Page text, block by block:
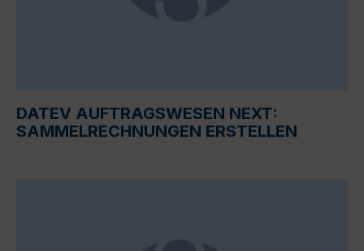
DATEV AUFTRAGSWESEN NEXT:
SAMMELRECHNUNGEN ERSTELLEN